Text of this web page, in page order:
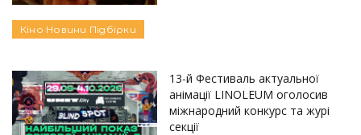
Кіно Новини Підбірки
13-й Фестиваль актуальної
анімації LINOLEUM оголосив
міжнародний конкурс та журі
секції